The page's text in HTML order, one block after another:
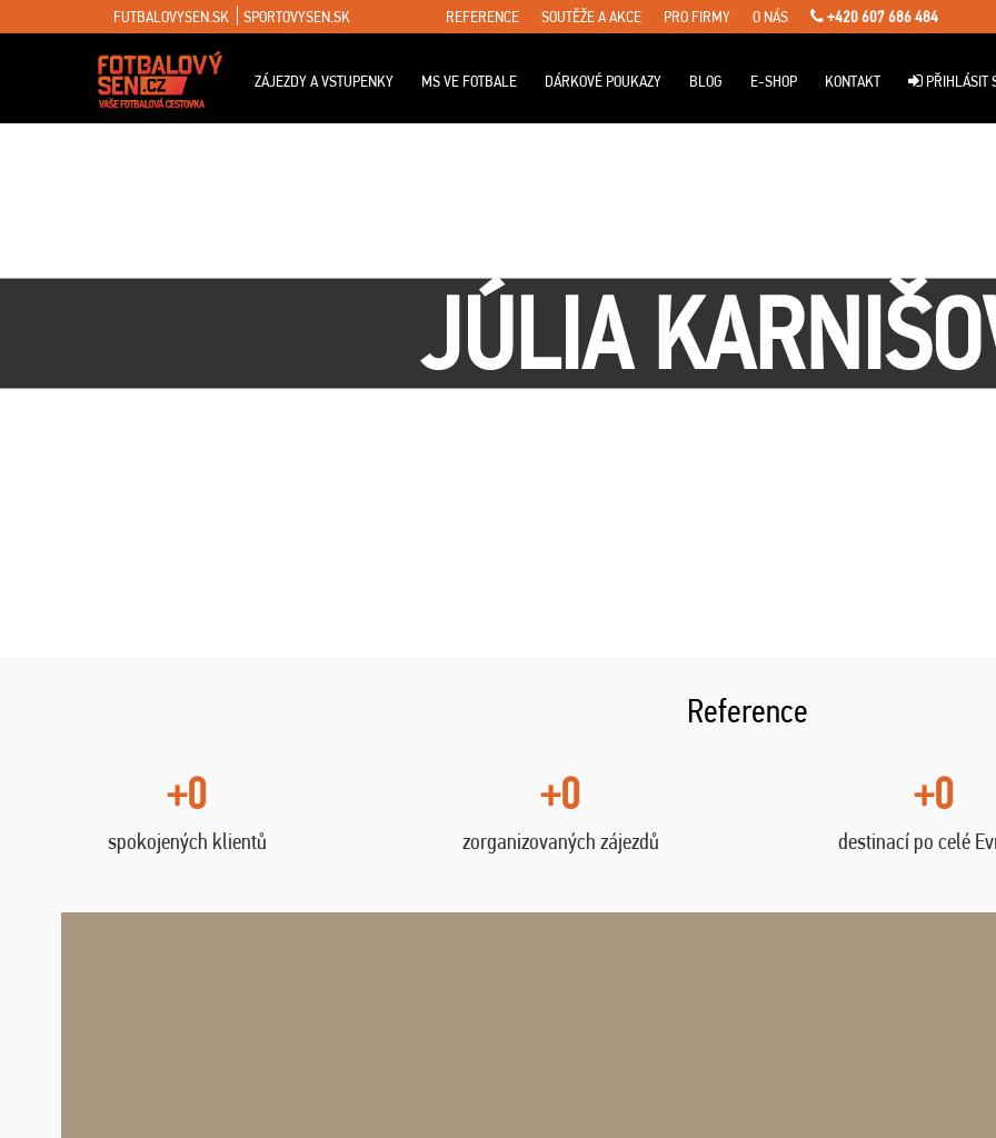
FUTBALOVYSEN.SK SPORTOVYSEN.SK REFERENCE SOUTĚŽE A AKCE PRO FIRMY O NÁS +420 607 686 484
ZÁJEZDY A VSTUPENKY MS VE FOTBALE DÁRKOVÉ POUKAZY BLOG E-SHOP KONTAKT PŘIHLÁSIT
JÚLIA
Reference
+0
spokojených klientů
+0
zorganizovaných zájezdů
+0
destinací po celé